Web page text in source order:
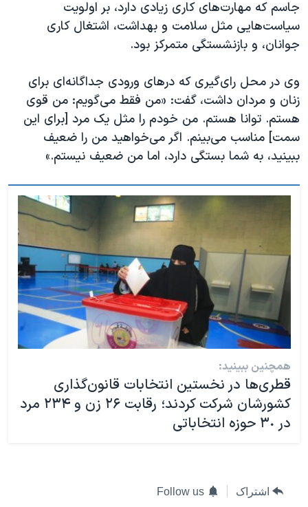
جاسم که مهارت‌های کاری زیادی دارد، بر اولویت
سیاست‌هایی مثل سلامت و بهداشت، اشتغال کاری
جوانان، و بازنشستگی متمرکز بود.
وی در محل رای‌گیری که درهای ورودی جداگانه‌ای برای
زنان و مردان داشت، گفت: «من فقط می‌گویم: من قوی
هستم. توانا هستم. من خودم را مثل یک مرد [برای این
سمت] مناسب می‌بینم. اگر می‌خواهید من را ضعیف
ببینید، به شما بستگی دارد، اما من ضعیف نیستم.»
همچنین ببینید:
قطری‌ها در نخستین انتخابات قانون‌گذاری
کشورشان شرکت کردند؛ رقابت ٢۶ زن و ٢٣۴ مرد
در ٣٠ حوزه انتخاباتی
اشتراک Follow us